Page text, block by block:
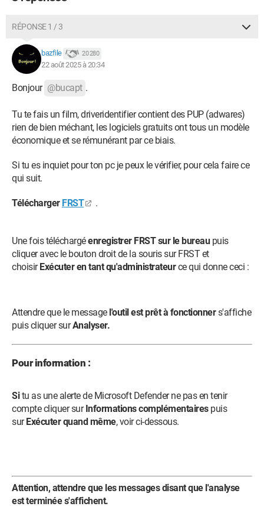
Maintenant, j’ai plusieurs questions sans réponses. Est ce que
ce que revenir à un point de restauration peut régler le
problème pour de bon si il existe encore ? Est ce qu’il y a
RÉPONSE 1 / 3
bazfile 20 280
22 août 2025 à 20:34
Bonjour @bucapt .
Tu te fais un film, driveridentifier contient des PUP (adwares)
rien de bien méchant, les logiciels gratuits ont tous un modèle
économique et se rémunérant par ce biais.
Si tu es inquiet pour ton pc je peux le vérifier, pour cela faire ce
qui suit.
Télécharger FRST .
Une fois téléchargéenregistrer FRST sur le bureaupuis
cliquer avec le bouton droit de la souris sur FRST et
choisirExécuter en tant qu'administrateurce qui donne ceci :
Attendre que le message l'outil est prêt à fonctionners'affiche
puis cliquer surAnalyser.
Pour information :
Situ as une alerte de Microsoft Defender ne pas en tenir
compte cliquer surInformations complémentairespuis
surExécuter quand même, voir ci-dessous.
Attention, attendre que les messages disant que l'analyse
est terminée s'affichent.